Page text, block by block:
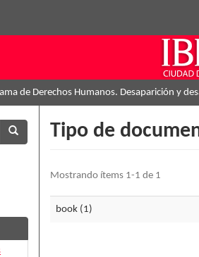
de Derechos Humanos. Desaparición y
Tipo de
Mostrando ítems 1-1 de 1
book (1)